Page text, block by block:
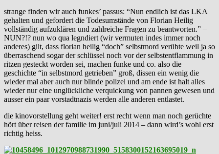
strange finden wir auch funkes’ passus: “Nun endlich ist das LKA
gehalten und gefordert die Todesumstände von Florian Heilig
vollständig aufzuklären und zahlreiche Fragen zu beantworten.” –
NUN?!? nun wo qua legndiert (wir vermuten indes immer noch
anderes) gilt, dass florian heilig “doch” selbstmord verübte weil ja so
überraschend sogar der schlüssel noch vor der selbstentflammung in
ritzen gesteckt worden sei, machen funke und co. also die
geschichte “in selbstmord getrieben” groß, dissen ein wenig die
wieder mal aber auch nur blinde polizei und am ende ist halt alles
wieder nur eine unglückliche verquickung von pannen gewesen und
ausser ein paar vorstadtnazis werden alle anderen entlastet.
die kinovorstellung geht weiter! erst recht wenn man noch gerüchte
hört über reisen der familie im juni/juli 2014 – dann wird’s wohl erst
richtig heiss.